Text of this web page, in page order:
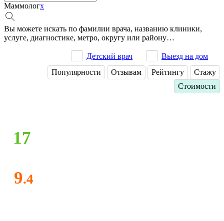
Маммологx
Вы можете искать по фамилии врача, названию клиники,
услуге, диагностике, метро, округу или району…
Детский врач
Выезд на дом
Популярности
Отзывам Рейтингу
Стажу
Стоимости
17
9.4